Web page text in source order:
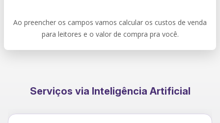
Ao preencher os campos vamos calcular os custos de venda
para leitores e o valor de compra pra você.
Serviços via Inteligência Artificial